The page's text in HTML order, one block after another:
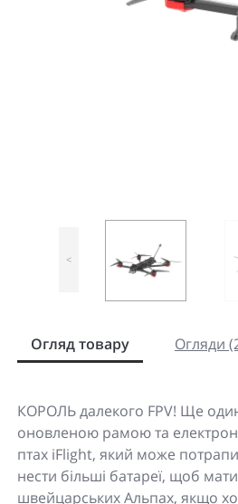
<
Огляд товару Огляди
КОРОЛЬ далекого FPV! Ще
оновленою рамою та
птах iFlight, який може
нести більші батареї, щоб
швейцарських Альпах, якщо